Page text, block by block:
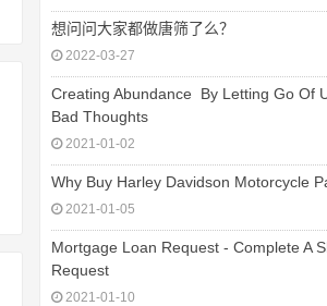
想问问大家都做唐筛了么？
2022-03-27
Creating Abundance  By Letting Go Of
Bad Thoughts
2021-01-02
Why Buy Harley Davidson Motorcycle
2021-01-05
Mortgage Loan Request - Complete A
Request
2021-01-10